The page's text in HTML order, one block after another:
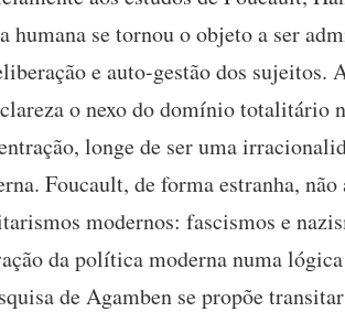
humana se tornou o objeto a ser
e auto-gestão dos sujeitos.
o nexo do domínio totalitário
longe de ser uma
Foucault, de forma estranha,
modernos: fascismos e
da política moderna numa
de Agamben se propõe